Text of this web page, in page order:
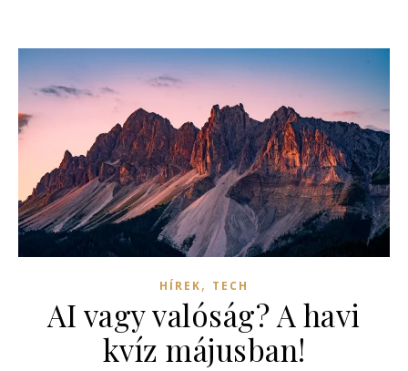
HÍREK, TECH
AI vagy valóság? A havi
kvíz májusban!